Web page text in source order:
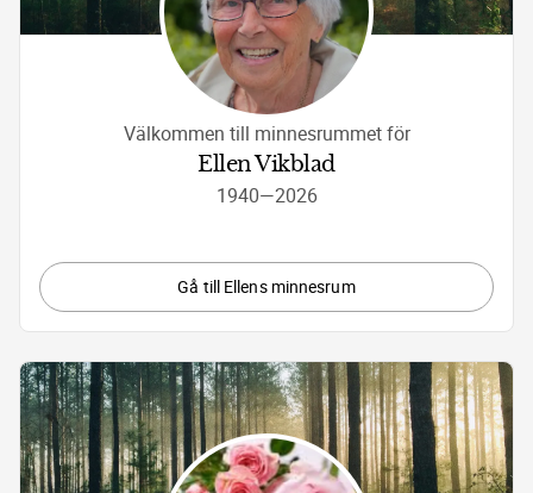
Välkommen till minnesrummet för
Ellen Vikblad
1940—2026
Gå till Ellens minnesrum